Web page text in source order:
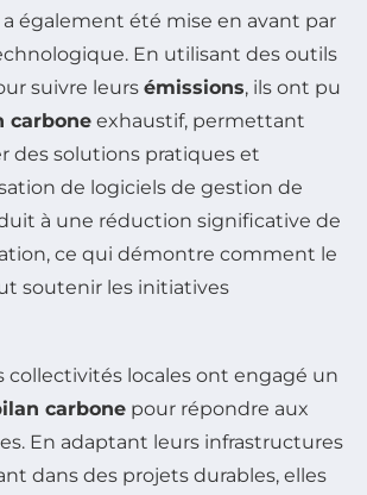
également été mise en avant par
En utilisant des outils
suivre leurs émissions, ils ont pu
carbone exhaustif, permettant
des solutions pratiques et
de logiciels de gestion de
à une réduction significative de
ce qui démontre comment le
soutenir les initiatives
collectivités locales ont engagé un
carbone pour répondre aux
En adaptant leurs infrastructures
dans des projets durables, elles